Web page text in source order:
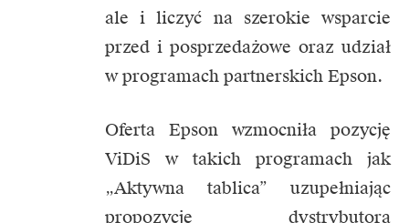
ale i liczyć na szerokie wsparcie
przed i posprzedażowe oraz udział
w programach partnerskich Epson.
Oferta Epson wzmocniła pozycję
ViDiS w takich programach jak
„Aktywna tablica” uzupełniając
propozycję dystrybutora